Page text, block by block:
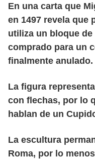
En una carta que
en 1497 revela que
utiliza un bloque
comprado para un
finalmente anulado.
La figura
con flechas, por lo
hablan de un
La escultura
Roma, por lo